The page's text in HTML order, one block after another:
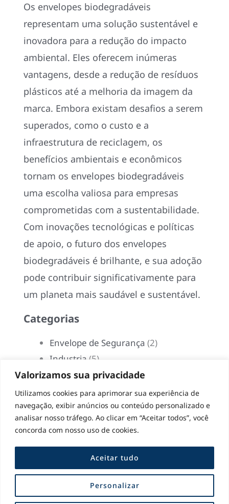
Valorizamos sua privacidade
Utilizamos cookies para aprimorar sua experiência de
navegação, exibir anúncios ou conteúdo personalizado e
analisar nosso tráfego. Ao clicar em “Aceitar todos”, você
concorda com nosso uso de cookies.
Personalizar
Aceitar tudo
Os envelopes biodegradáveis
representam uma solução sustentável e
inovadora para a redução do impacto
ambiental. Eles oferecem inúmeras
vantagens, desde a redução de resíduos
plásticos até a melhoria da imagem da
marca. Embora existam desafios a serem
superados, como o custo e a
infraestrutura de reciclagem, os
benefícios ambientais e econômicos
tornam os envelopes biodegradáveis
uma escolha valiosa para empresas
comprometidas com a sustentabilidade.
Com inovações tecnológicas e políticas
de apoio, o futuro dos envelopes
biodegradáveis é brilhante, e sua adoção
pode contribuir significativamente para
um planeta mais saudável e sustentável.
Categorias
Envelope de Segurança (2)
Industria (5)
Notícias(1)
Sustentabilidade(3)
Post anterior Post seguinte
Copyright © 2026 Envelopes Express